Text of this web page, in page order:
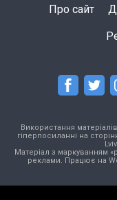
Про сайт
Використання
гіперпосиланні на
Матеріал з маркуванням
реклами. Працює на